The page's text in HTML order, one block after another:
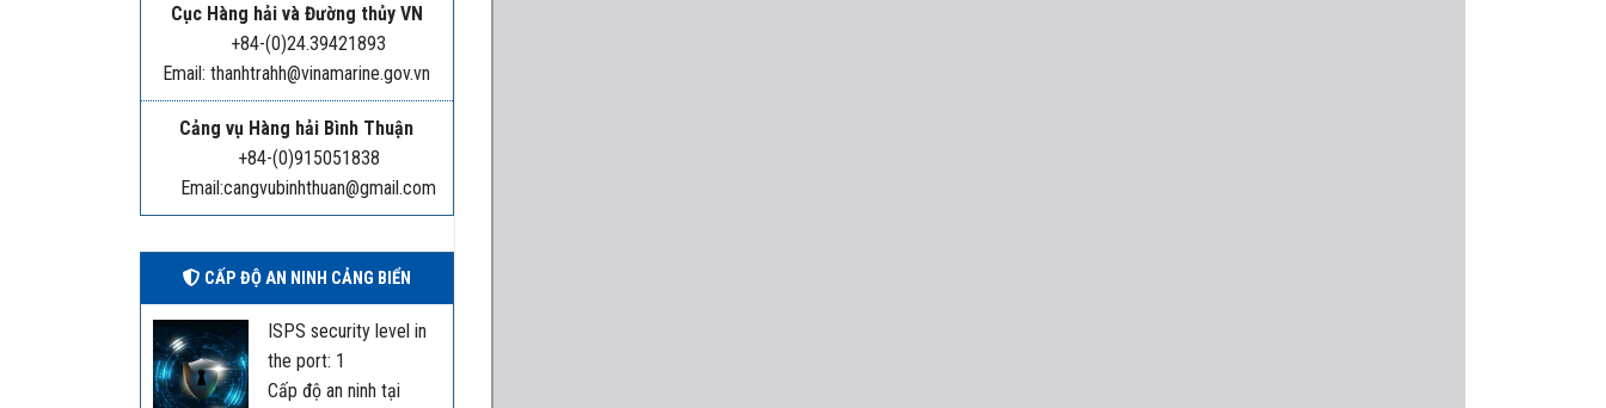
Cục Hàng hải và Đường thủy VN
+84-(0)24.39421893
Email: thanhtrahh@vinamarine.gov.vn
Cảng vụ Hàng hải Bình Thuận
+84-(0)915051838
Email:cangvubinhthuan@gmail.com
CẤP ĐỘ AN NINH CẢNG BIỂN
ISPS security level in
the port: 1
Cấp độ an ninh tại